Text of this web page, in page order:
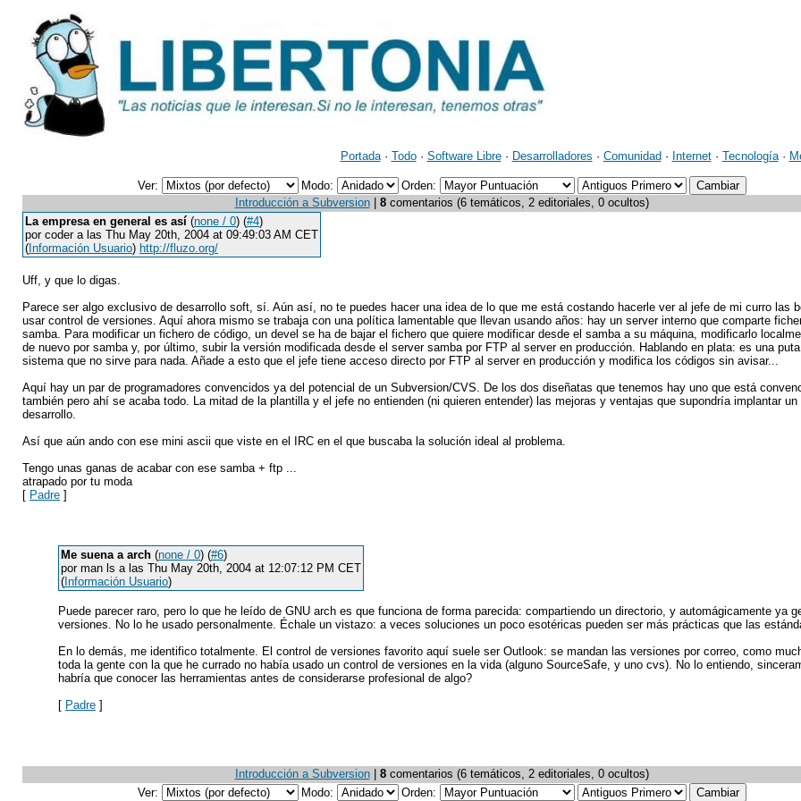
Portada· Todo· Software Libre· Desarrolladores · Comunidad · Internet· Tecnología·
Ver: Modo:
Orden:
Introducción a Subversion| 8comentarios (6 temáticos, 2 editoriales, 0 ocultos)
La empresa en general es así (none / 0) (#4)
por coder a las Thu May 20th, 2004 at 09:49:03 AM CET
( Información Usuario) http://fluzo.org/
Uff, y que lo digas.
Parece ser algo exclusivo de desarrollo soft, sí. Aún así, no te puedes hacer una idea de lo que me está costando hacerle ver al jefe de mi curro las
usar control de versiones. Aquí ahora mismo se trabaja con una política lamentable que llevan usando años: hay un server interno que comparte
samba. Para modificar un fichero de código, un devel se ha de bajar el fichero que quiere modificar desde el samba a su máquina, modificarlo
de nuevo por samba y, por último, subir la versión modificada desde el server samba por FTP al server en producción. Hablando en plata: es una
sistema que no sirve para nada. Añade a esto que el jefe tiene acceso directo por FTP al server en producción y modifica los códigos sin avisar...
Aquí hay un par de programadores convencidos ya del potencial de un Subversion/CVS. De los dos diseñatas que tenemos hay uno que está
también pero ahí se acaba todo. La mitad de la plantilla y el jefe no entienden (ni quieren entender) las mejoras y ventajas que supondría implantar un
desarrollo.
Así que aún ando con ese mini ascii que viste en el IRC en el que buscaba la solución ideal al problema.
Tengo unas ganas de acabar con ese samba + ftp ...
atrapado por tu moda
[ Padre ]
Me suena a arch (none / 0) (#6)
por man ls a las Thu May 20th, 2004 at 12:07:12 PM CET
( Información Usuario)
Puede parecer raro, pero lo que he leído de GNU arch es que funciona de forma parecida: compartiendo un directorio, y automágicamente ya
versiones. No lo he usado personalmente. Échale un vistazo: a veces soluciones un poco esotéricas pueden ser más prácticas que las
En lo demás, me identifico totalmente. El control de versiones favorito aquí suele ser Outlook: se mandan las versiones por correo, como
toda la gente con la que he currado no había usado un control de versiones en la vida (alguno SourceSafe, y uno cvs). No lo entiendo,
habría que conocer las herramientas antes de considerarse profesional de algo?
[ Padre ]
Introducción a Subversion| 8comentarios (6 temáticos, 2 editoriales, 0 ocultos)
Ver:
Modo: Orden: